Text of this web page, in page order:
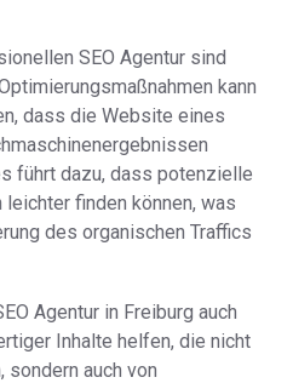
SEO Agentur sind
kann
dass die Website eines
führt dazu, dass potenzielle
leichter finden können, was
des organischen Traffics
Agentur in Freiburg auch
Inhalte helfen, die nicht
sondern auch von